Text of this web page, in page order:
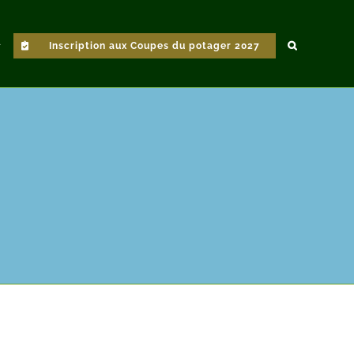
Inscription aux Coupes du potager 2027